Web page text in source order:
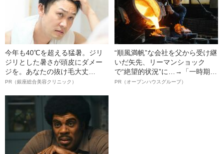
今年も40℃を超える猛暑。ジリ
ジリとした暑さが頭皮にダメー
ジを。あなたの抜け毛大丈
夫！？
PR（銀座総合美容クリニック）
“順風満帆”な会社を父から受け継
いだ矢先、リーマンショック
で“絶望的状況”に…→「一時期は
納品3年待ち」のヒット商品を生
PR（オープンハウスグループ）